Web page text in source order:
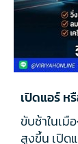
เปิดแอร์ ห
ขับช้าในเมื
สูงขึ้น เปิด